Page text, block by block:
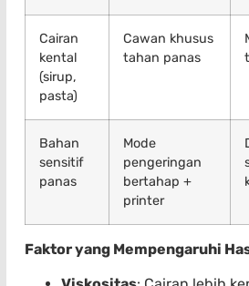
Cairan
kental
(sirup,
pasta)
Cawan khusus
tahan panas
Bahan
sensitif
panas
Mode
pengeringan
bertahap +
printer
Faktor yang Mempengaruhi